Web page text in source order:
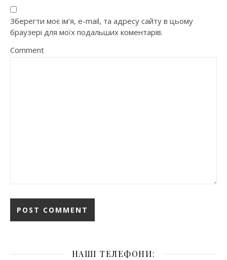
Зберегти моє ім'я, e-mail, та адресу сайту в цьому
браузері для моїх подальших коментарів.
Comment
НАШІ ТЕЛЕФОНИ: